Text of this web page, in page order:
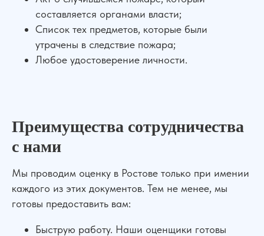
составляется органами власти;
Список тех предметов, которые были
утрачены в следствие пожара;
Любое удостоверение личности.
Преимущества сотрудничества
с нами
Мы проводим оценку в Ростове только при имении
каждого из этих документов. Тем не менее, мы
готовы предоставить вам:
Быструю работу. Наши оценщики готовы